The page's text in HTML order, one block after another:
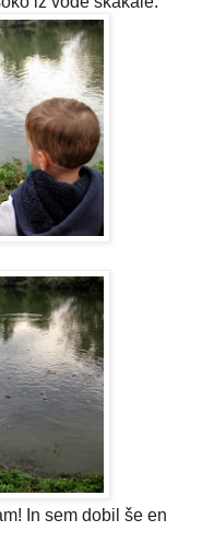
In sem dobil še en